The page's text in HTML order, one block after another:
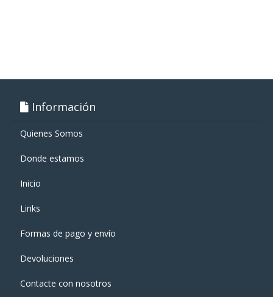
Información
Quienes Somos
Donde estamos
Inicio
Links
Formas de pago y enví­o
Devoluciones
Contacte con nosotros